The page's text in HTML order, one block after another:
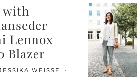
with
Lennox
Blazer
WEISSE